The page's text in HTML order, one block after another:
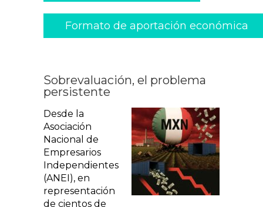
Formato de aportación económica
Sobrevaluación, el problema
persistente
Desde la
Asociación
Nacional de
Empresarios
Independientes
(ANEI), en
representación
de cientos de